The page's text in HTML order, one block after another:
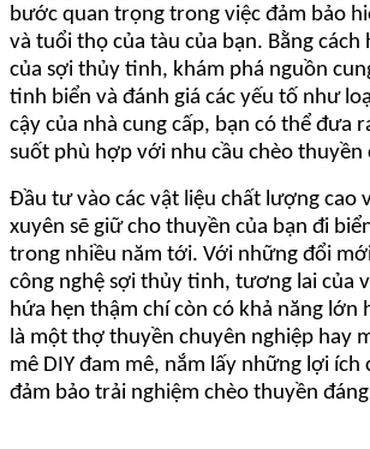
bước quan trọng trong việc đảm bảo
và tuổi thọ của tàu của bạn. Bằng cách
của sợi thủy tinh, khám phá nguồn
tinh biển và đánh giá các yếu tố như
cậy của nhà cung cấp, bạn có thể đưa
suốt phù hợp với nhu cầu chèo thuyền
Đầu tư vào các vật liệu chất lượng cao
xuyên sẽ giữ cho thuyền của bạn đi
trong nhiều năm tới. Với những đổi
công nghệ sợi thủy tinh, tương lai của
hứa hẹn thậm chí còn có khả năng lớn
là một thợ thuyền chuyên nghiệp hay
mê DIY đam mê, nắm lấy những lợi ích
đảm bảo trải nghiệm chèo thuyền